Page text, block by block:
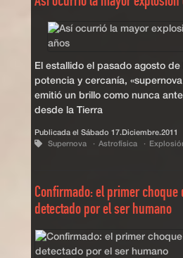
El estallido el pasado agosto
potencia y cercanía,
emitió un brillo como nunca
desde la Tierra
Publicada el Sábado 17.Diciembre.2011
Supernova
Astrofísica
Confirmado: el primer choque
detectado por el ser humano